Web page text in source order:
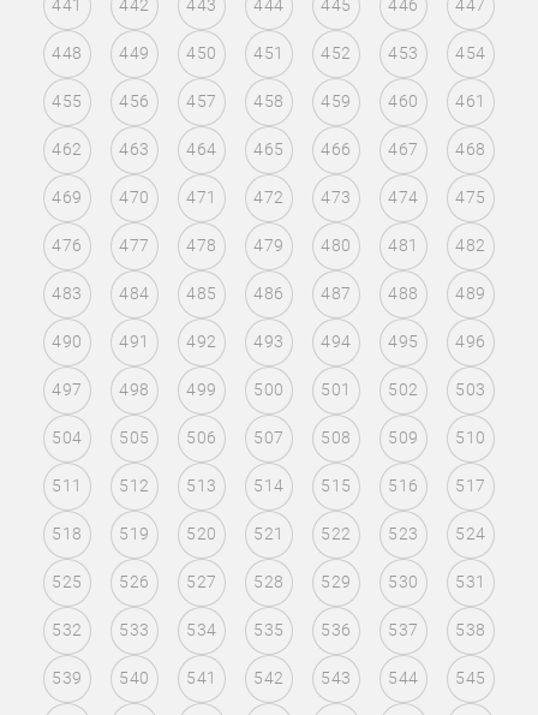
441 442 443 444 445 446 447
448 449 450 451 452 453 454
455 456 457 458 459 460 461
462 463 464 465 466 467 468
469 470 471 472 473 474 475
476 477 478 479 480 481 482
483 484 485 486 487 488 489
490 491 492 493 494 495 496
497 498 499 500 501 502 503
504 505 506 507 508 509 510
511 512 513 514 515 516 517
518 519 520 521 522 523 524
525 526 527 528 529 530 531
532 533 534 535 536 537 538
539 540 541 542 543 544 545